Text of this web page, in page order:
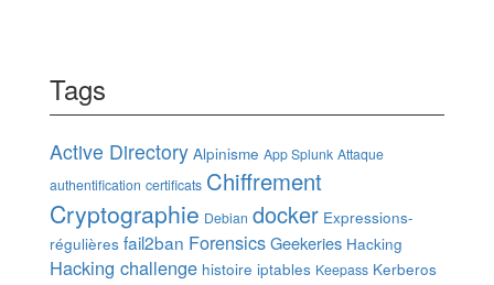
Tags
Active Directory Alpinisme App Splunk Attaque
authentification certificats Chiffrement
Cryptographie Debian docker Expressions-
régulières fail2ban ForensicsGeekeries Hacking
Hacking challenge histoire iptables Keepass Kerberos